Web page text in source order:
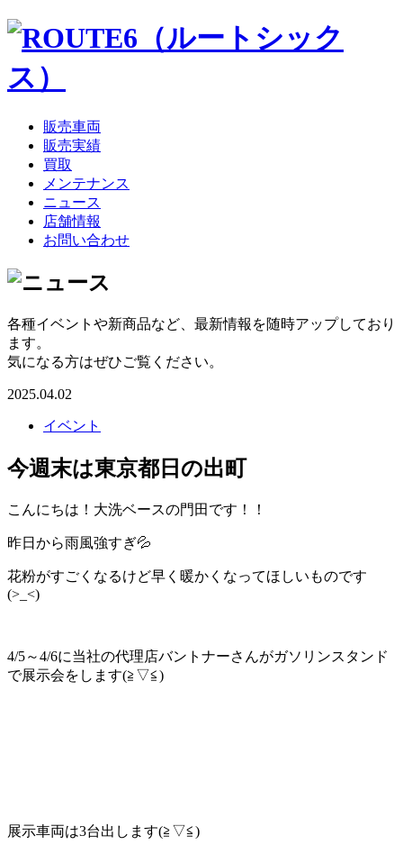
販売車両
販売実績
買取
メンテナンス
ニュース
店舗情報
お問い合わせ
各種イベントや新商品など、最新情報を随時アップしており
ます。
気になる方はぜひご覧ください。
2025.04.02
イベント
今週末は東京都日の出町
こんにちは！大洗ベースの門田です！！
昨日から雨風強すぎ💦
花粉がすごくなるけど早く暖かくなってほしいものです
(>_<)
4/5～4/6に当社の代理店バントナーさんがガソリンスタンド
で展示会をします(≧▽≦)
展示車両は3台出します(≧▽≦)